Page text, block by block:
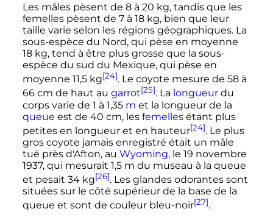
Les mâles pèsent de 8 à 20 kg, tandis que les
femelles pèsent de 7 à 18 kg, bien que leur
taille varie selon les régions géographiques. La
sous-espèce du Nord, qui pèse en moyenne
18 kg, tend à être plus grosse que la sous-
espèce du sud du Mexique, qui pèse en
moyenne 11,5 kg[24]. Le coyote mesure de 58 à
66 cm de haut au garrot[25]. La longueurdu
corps varie de 1 à 1,35 m et la longueur de la
queue est de 40 cm, les femellesétant plus
petites en longueur et en hauteur[24]. Le plus
gros coyote jamais enregistré était un mâle
tué près d'Afton, au Wyoming, le 19 novembre
1937, qui mesurait 1,5 m du museau à la queue
et pesait 34 kg[26]. Les glandes odorantes sont
situées sur le côté supérieur de la base de la
queue et sont de couleur bleu-noir[27].